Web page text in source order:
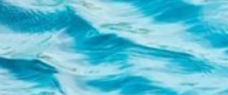
Marketing e publicidade
Esses cookies são utilizados para armazenar informações
sobre as preferências e escolhas pessoais do usuário
através da observação contínua de seus hábitos de
navegação. Graças a eles, podemos conhecer os hábitos
de navegação no site e exibir publicidade relacionada ao
perfil de navegação do usuário.